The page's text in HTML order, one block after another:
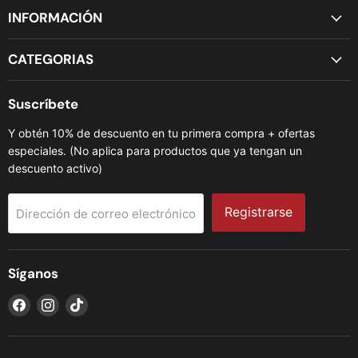
INFORMACIÓN
CATEGORIAS
Suscríbete
Y obtén 10% de descuento en tu primera compra + ofertas
especiales. (No aplica para productos que ya tengan un
descuento activo)
Dirección de correo electrónico Registrarse
Síganos
Encuéntrenos
en
Facebook
Encuéntrenos
en
Instagram
Encuéntrenos
TikTok